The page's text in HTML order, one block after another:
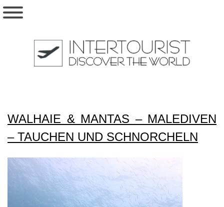
WALHAIE & MANTAS – MALEDIVEN
– TAUCHEN UND SCHNORCHELN